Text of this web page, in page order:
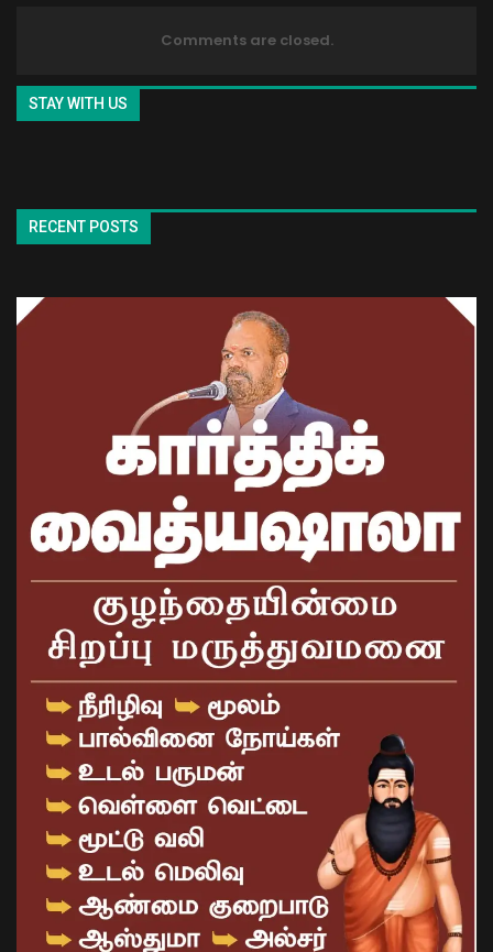
Comments are closed.
STAY WITH US
RECENT POSTS